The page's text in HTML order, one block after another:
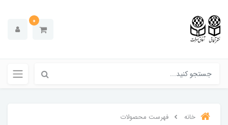
0
خانه
فهرست محصولات